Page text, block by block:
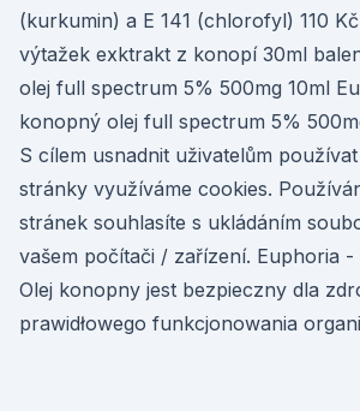
(kurkumin) a E 141 (chlorofyl) 110 Kč
výtažek exktrakt z konopí 30ml
olej full spectrum 5% 500mg 10ml
konopný olej full spectrum 5%
S cílem usnadnit uživatelům
stránky využíváme cookies.
stránek souhlasíte s ukládáním
vašem počítači / zařízení. Euphoria -
Olej konopny jest bezpieczny dla
prawidłowego funkcjonowania